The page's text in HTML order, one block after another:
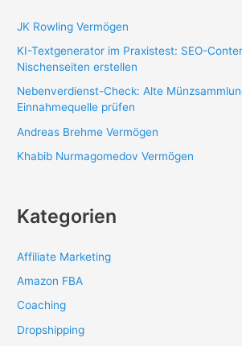
JK Rowling Vermögen
KI-Textgenerator im Praxistest: SEO-
Nischenseiten erstellen
Nebenverdienst-Check: Alte
Einnahmequelle prüfen
Andreas Brehme Vermögen
Khabib Nurmagomedov Vermögen
Kategorien
Affiliate Marketing
Amazon FBA
Coaching
Dropshipping